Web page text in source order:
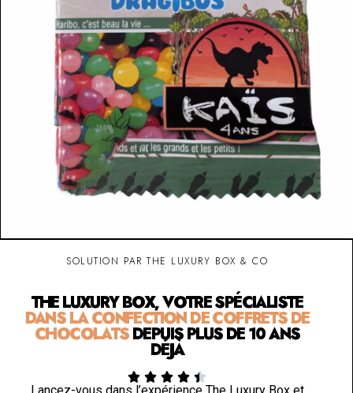
SOLUTION PAR THE LUXURY BOX & CO
THE LUXURY BOX, VOTRE SPÉCIALISTE
DANS LA CONFECTION DE COFFRETS DE
CHOCOLATSDEPUIS PLUS DE 10 ANS
DÉJÀ
    